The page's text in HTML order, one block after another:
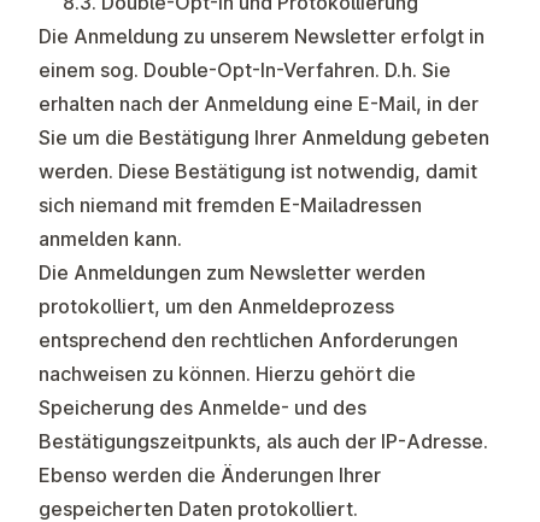
Die Anmeldung zu unserem Newsletter erfolgt in
einem sog. Double-Opt-In-Verfahren. D.h. Sie
erhalten nach der Anmeldung eine E-Mail, in der
Sie um die Bestätigung Ihrer Anmeldung gebeten
werden. Diese Bestätigung ist notwendig, damit
sich niemand mit fremden E-Mailadressen
anmelden kann.
Die Anmeldungen zum Newsletter werden
protokolliert, um den Anmeldeprozess
entsprechend den rechtlichen Anforderungen
nachweisen zu können. Hierzu gehört die
Speicherung des Anmelde- und des
Bestätigungszeitpunkts, als auch der IP-Adresse.
Ebenso werden die Änderungen Ihrer
gespeicherten Daten protokolliert.